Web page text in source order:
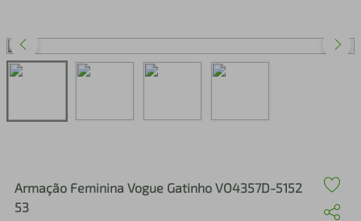
Armação Feminina Vogue Gatinho VO4357D-5152
53
2º cafeteira